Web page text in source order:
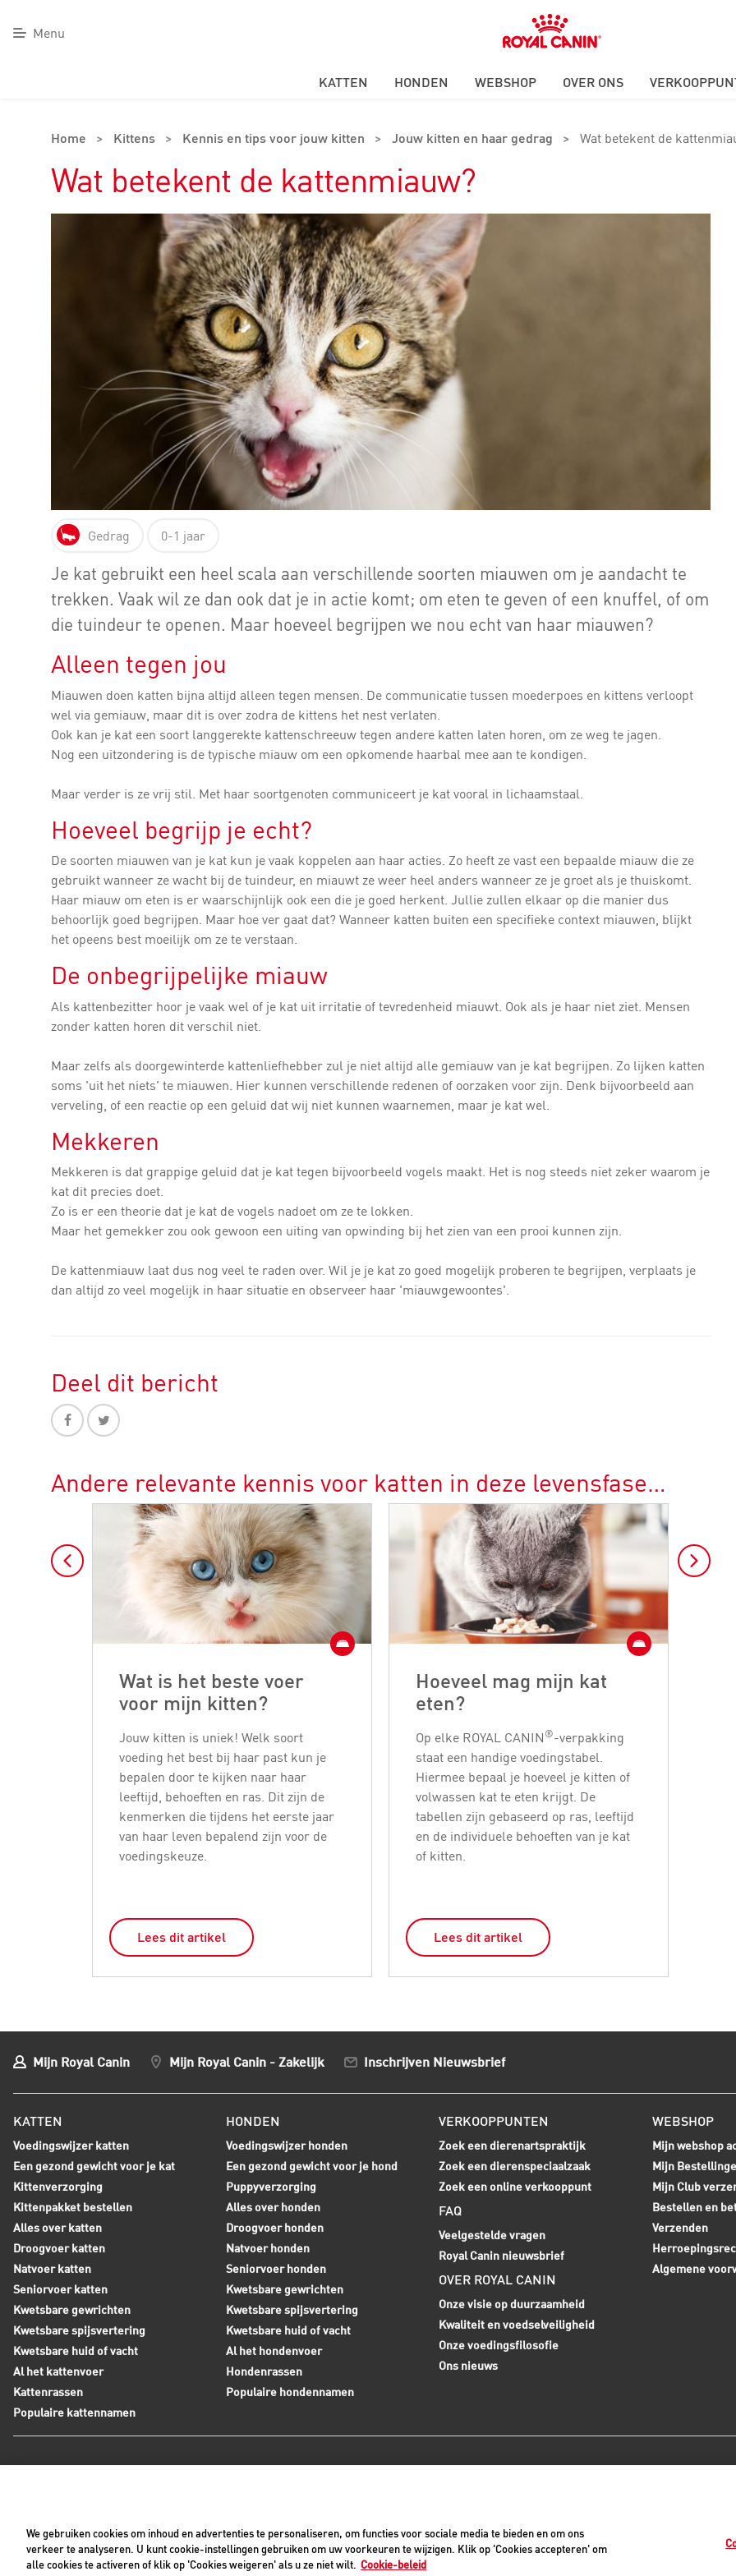
Menu
Royal
Canin
KATTEN
HONDEN WEBSHOP OVER ONS
Home > Kittens > Kennis en tips voor jouw kitten > Jouw kitten en haar gedrag > Wat betekent de
Wat betekent de kattenmiauw?
Gedrag 0-1 jaar
Je kat gebruikt een heel scala aan verschillende soorten miauwen om je aandacht te
trekken. Vaak wil ze dan ook dat je in actie komt; om eten te geven of een knuffel, of om
die tuindeur te openen. Maar hoeveel begrijpen we nou echt van haar miauwen?
Alleen tegen jou
Miauwen doen katten bijna altijd alleen tegen mensen. De communicatie tussen moederpoes en kittens verloopt
wel via gemiauw, maar dit is over zodra de kittens het nest verlaten.
Ook kan je kat een soort langgerekte kattenschreeuw tegen andere katten laten horen, om ze weg te jagen.
Nog een uitzondering is de typische miauw om een opkomende haarbal mee aan te kondigen.
Maar verder is ze vrij stil. Met haar soortgenoten communiceert je kat vooral in lichaamstaal.
Hoeveel begrijp je echt?
De soorten miauwen van je kat kun je vaak koppelen aan haar acties. Zo heeft ze vast een bepaalde miauw die ze
gebruikt wanneer ze wacht bij de tuindeur, en miauwt ze weer heel anders wanneer ze je groet als je thuiskomt.
Haar miauw om eten is er waarschijnlijk ook een die je goed herkent. Jullie zullen elkaar op die manier dus
behoorlijk goed begrijpen. Maar hoe ver gaat dat? Wanneer katten buiten een specifieke context miauwen, blijkt
het opeens best moeilijk om ze te verstaan.
De onbegrijpelijke miauw
Als kattenbezitter hoor je vaak wel of je kat uit irritatie of tevredenheid miauwt. Ook als je haar niet ziet. Mensen
zonder katten horen dit verschil niet.
Maar zelfs als doorgewinterde kattenliefhebber zul je niet altijd alle gemiauw van je kat begrijpen. Zo lijken katten
soms 'uit het niets' te miauwen. Hier kunnen verschillende redenen of oorzaken voor zijn. Denk bijvoorbeeld aan
verveling, of een reactie op een geluid dat wij niet kunnen waarnemen, maar je kat wel.
Mekkeren
Mekkeren is dat grappige geluid dat je kat tegen bijvoorbeeld vogels maakt. Het is nog steeds niet zeker waarom je
kat dit precies doet.
Zo is er een theorie dat je kat de vogels nadoet om ze te lokken.
Maar het gemekker zou ook gewoon een uiting van opwinding bij het zien van een prooi kunnen zijn.
De kattenmiauw laat dus nog veel te raden over. Wil je je kat zo goed mogelijk proberen te begrijpen, verplaats je
dan altijd zo veel mogelijk in haar situatie en observeer haar 'miauwgewoontes'.
Deel dit bericht
Andere relevante kennis voor katten in deze levensfase…
Wat is het beste voer
voor mijn kitten?
Jouw kitten is uniek! Welk soort
voeding het best bij haar past kun je
bepalen door te kijken naar haar
leeftijd, behoeften en ras. Dit zijn de
kenmerken die tijdens het eerste jaar
van haar leven bepalend zijn voor de
voedingskeuze.
Lees dit artikel
Hoeveel mag mijn kat
eten?
Op elke ROYAL CANIN®-verpakking
staat een handige voedingstabel.
Hiermee bepaal je hoeveel je kitten of
volwassen kat te eten krijgt. De
tabellen zijn gebaseerd op ras, leeftijd
en de individuele behoeften van je kat
of kitten.
Lees dit artikel
Mijn Royal Canin Mijn Royal Canin - Zakelijk Inschrijven Nieuwsbrief
KATTEN
Voedingswijzer katten
Een gezond gewicht voor je kat
Kittenverzorging
Kittenpakket bestellen
Alles over katten
Droogvoer katten
Natvoer katten
Seniorvoer katten
Kwetsbare gewrichten
Kwetsbare spijsvertering
Kwetsbare huid of vacht
Al het kattenvoer
Kattenrassen
Populaire kattennamen
HONDEN
Voedingswijzer honden
Een gezond gewicht voor je hond
Puppyverzorging
Alles over honden
Droogvoer honden
Natvoer honden
Seniorvoer honden
Kwetsbare gewrichten
Kwetsbare spijsvertering
Kwetsbare huid of vacht
Al het hondenvoer
Hondenrassen
Populaire hondennamen
VERKOOPPUNTEN
Zoek een dierenartspraktijk
Zoek een dierenspeciaalzaak
Zoek een online verkooppunt
FAQ
Veelgestelde vragen
Royal Canin nieuwsbrief
OVER ROYAL CANIN
Onze visie op duurzaamheid
Kwaliteit en voedselveiligheid
Onze voedingsfilosofie
Ons nieuws
WEBSHOP
Mijn webshop
Mijn
Mijn Club
Bestellen en
Verzenden
Algemene
+31(0)413-318418 Contact met ons opnemen
We gebruiken cookies om inhoud en advertenties te personaliseren, om functies voor sociale media te bieden en om ons
verkeer te analyseren. U kunt cookie-instellingen gebruiken om uw voorkeuren te wijzigen. Klik op 'Cookies accepteren' om
alle cookies te activeren of klik op 'Cookies weigeren' als u ze niet wilt. Cookie-beleid